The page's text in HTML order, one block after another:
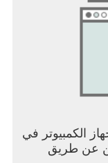
الكمبيوتر في